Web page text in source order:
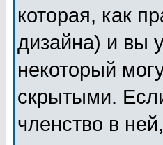
которая, как
дизайна) и вы
некоторый
скрытыми.
членство в